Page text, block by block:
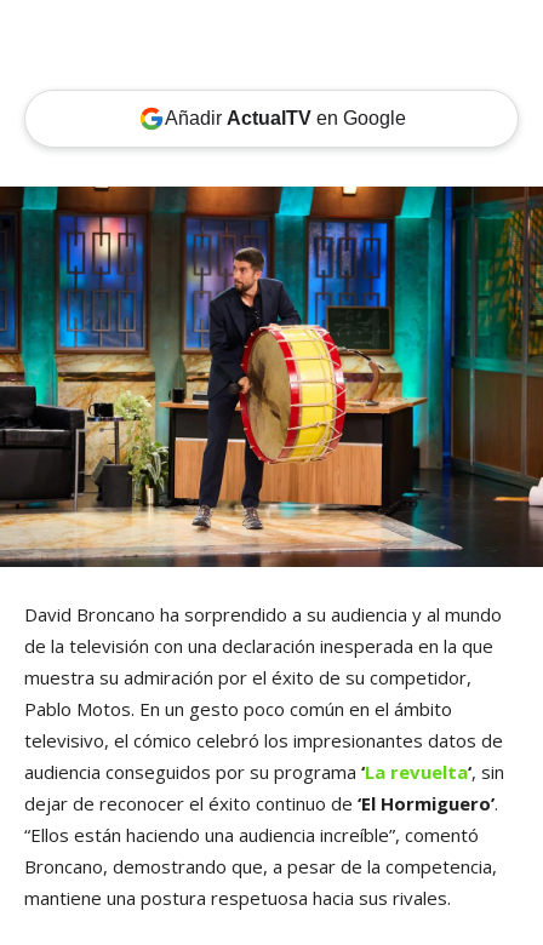
Añadir ActualTVen Google
David Broncano ha sorprendido a su audiencia y al mundo
de la televisión con una declaración inesperada en la que
muestra su admiración por el éxito de su competidor,
Pablo Motos. En un gesto poco común en el ámbito
televisivo, el cómico celebró los impresionantes datos de
audiencia conseguidos por su programa ‘La revuelta‘, sin
dejar de reconocer el éxito continuo de ‘El Hormiguero’.
“Ellos están haciendo una audiencia increíble”, comentó
Broncano, demostrando que, a pesar de la competencia,
mantiene una postura respetuosa hacia sus rivales.